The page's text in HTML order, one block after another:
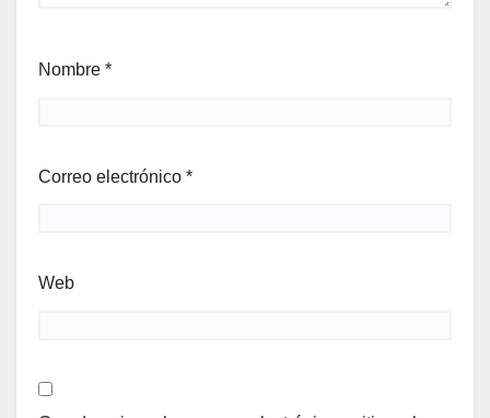
Nombre *
Correo electrónico *
Web